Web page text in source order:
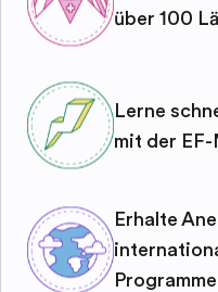
über 100
Lerne
mit der
Erhalte